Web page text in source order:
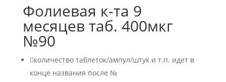
Фолиевая к-та 9
месяцев таб. 400мкг
№90
количество таблеток/ампул/штук и т.п. идет в
конце названия после №